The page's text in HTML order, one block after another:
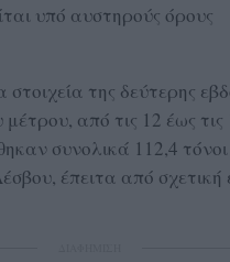
υπό αυστηρούς όρους
της δεύτερης
από τις 12 έως τις
συνολικά 112,4
έπειτα από σχετική